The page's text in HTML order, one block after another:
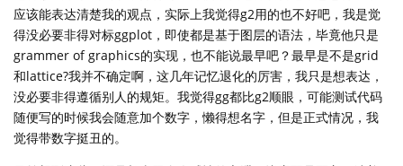
应该能表达清楚我的观点，实际上我觉得g2用的也不好吧，我是觉
得没必要非得对标ggplot，即使都是基于图层的语法，毕竟他只是
grammer of graphics的实现，也不能说最早吧？最早是不是grid
和lattice?我并不确定啊，这几年记忆退化的厉害，我只是想表达，
没必要非得遵循别人的规矩。我觉得gg都比g2顺眼，可能测试代码
随便写的时候我会随意加个数字，懒得想名字，但是正式情况，我
觉得带数字挺丑的。